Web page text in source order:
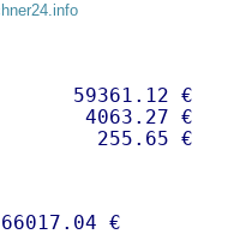
59361.12 €
4063.27 €
€